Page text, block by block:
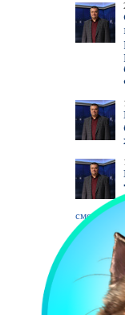
смотреть